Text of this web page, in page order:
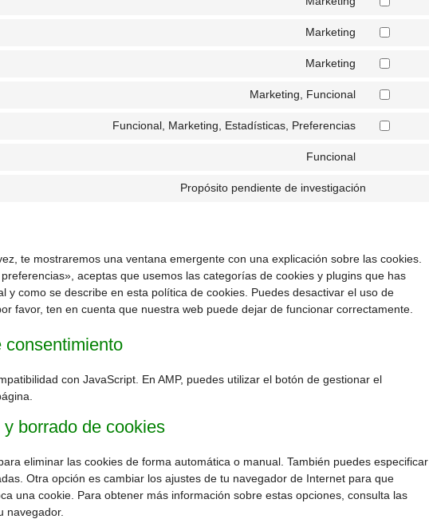
Marketing
Marketing
Marketing, Funcional
Funcional, Marketing, Estadísticas, Preferencias
Funcional
Propósito pendiente de investigación
te mostraremos una ventana emergente con una explicación sobre las cookies.
aceptas que usemos las categorías de cookies y plugins que has
y como se describe en esta política de cookies. Puedes desactivar el uso de
favor, ten en cuenta que nuestra web puede dejar de funcionar correctamente.
consentimiento
con JavaScript. En AMP, puedes utilizar el botón de gestionar el
borrado de cookies
eliminar las cookies de forma automática o manual. También puedes especificar
Otra opción es cambiar los ajustes de tu navegador de Internet para que
una cookie. Para obtener más información sobre estas opciones, consulta las
navegador.